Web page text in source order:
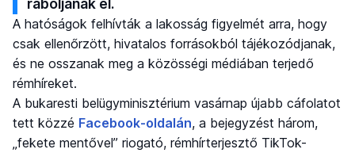
raboljanak el.
A hatóságok felhívták a lakosság figyelmét arra, hogy
csak ellenőrzött, hivatalos forrásokból tájékozódjanak,
és ne osszanak meg a közösségi médiában terjedő
rémhíreket.
A bukaresti belügyminisztérium vasárnap újabb cáfolatot
tett közzé Facebook-oldalán, a bejegyzést három,
„fekete mentővel” riogató, rémhírterjesztő TikTok-